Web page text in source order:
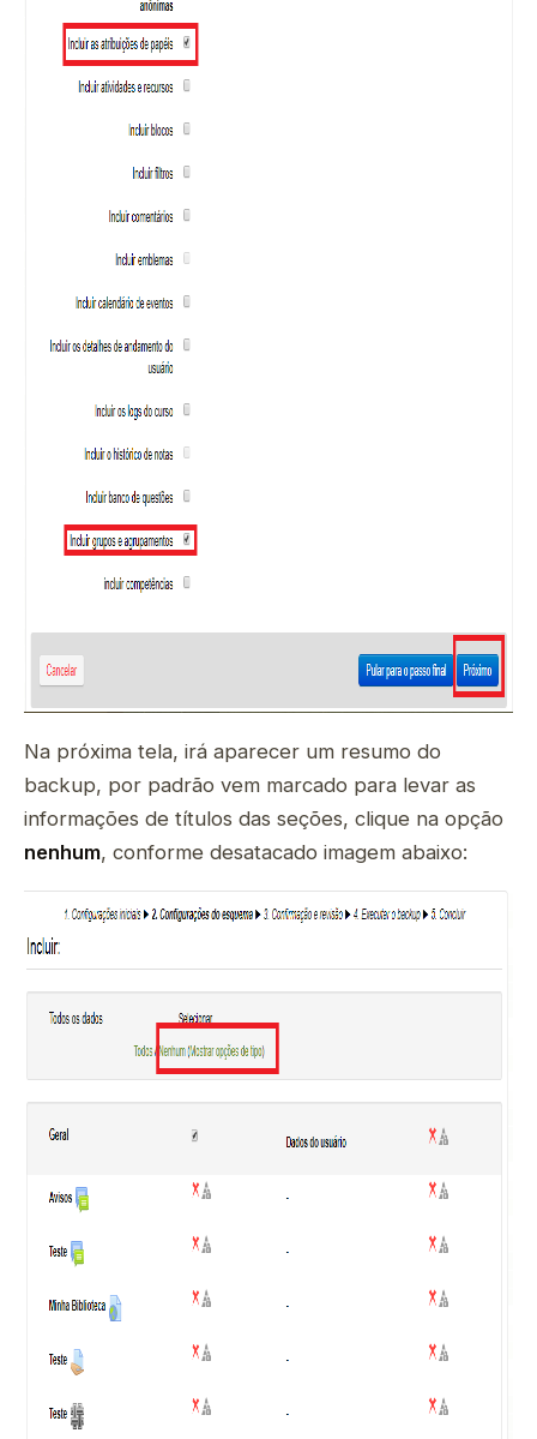
Na próxima tela, irá aparecer um resumo do
backup, por padrão vem marcado para levar as
informações de títulos das seções, clique na opção
nenhum, conforme desatacado imagem abaixo: